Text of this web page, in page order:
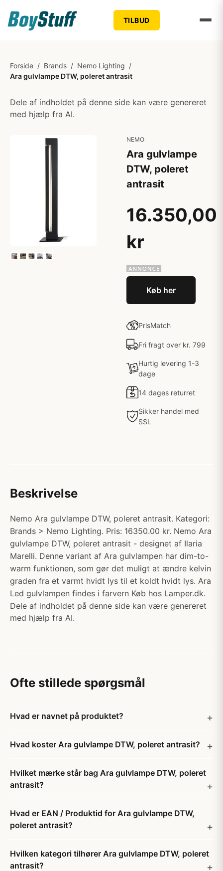
TILBUD
Forside / Brands / Nemo Lighting /
Ara gulvlampe DTW, poleret antrasit
Dele af indholdet på denne side kan være genereret
med hjælp fra AI.
NEMO
Ara gulvlampe
DTW, poleret
antrasit
16.350,00
kr
Køb her
PrisMatch
Fri fragt over kr. 799
Hurtig levering 1-3
dage
14 dages returret
Sikker handel med
SSL
Beskrivelse
Nemo Ara gulvlampe DTW, poleret antrasit. Kategori:
Brands > Nemo Lighting. Pris: 16350.00 kr. Nemo Ara
gulvlampe DTW, poleret antrasit - designet af Ilaria
Marelli. Denne variant af Ara gulvlampen har dim-to-
warm funktionen, som gør det muligt at ændre kelvin
graden fra et varmt hvidt lys til et koldt hvidt lys. Ara
Led gulvlampen findes i farvern Køb hos Lamper.dk.
Dele af indholdet på denne side kan være genereret
med hjælp fra AI.
Ofte stillede spørgsmål
Hvad er navnet på produktet?
Hvad koster Ara gulvlampe DTW, poleret antrasit?
Hvilket mærke står bag Ara gulvlampe DTW, poleret
antrasit?
Hvad er EAN / Produktid for Ara gulvlampe DTW,
poleret antrasit?
Hvilken kategori tilhører Ara gulvlampe DTW, poleret
antrasit?